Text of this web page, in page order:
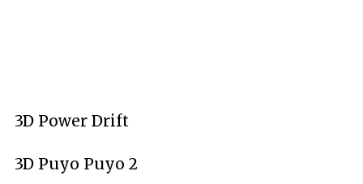
3D Power Drift
3D Puyo Puyo 2